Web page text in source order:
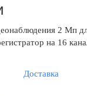
2 Мп
на 16
Доставка